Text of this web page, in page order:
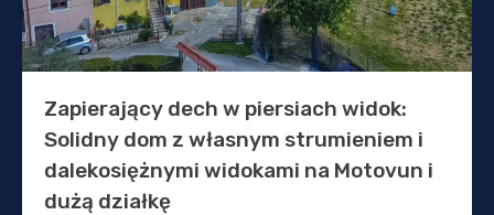
Zapierający dech w piersiach widok:
Solidny dom z własnym strumieniem i
dalekosiężnymi widokami na Motovun i
dużą działkę